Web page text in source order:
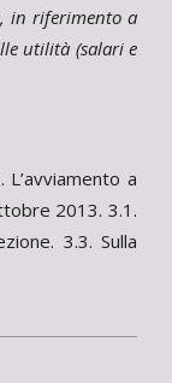
in riferimento a
utilità (salari e
a
2013. 3.1.
3.3. Sulla